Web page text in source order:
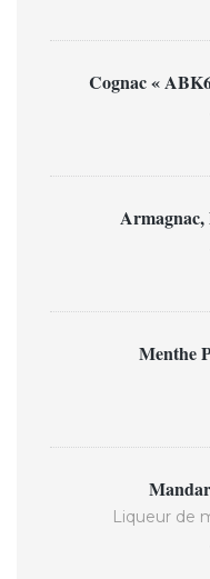
Cognac «
Armagnac,
Menthe
Liqueur de